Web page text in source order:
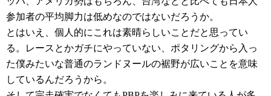
参加者の平均脚力は低めなのではないだろうか。
とはいえ、個人的にこれは素晴らしいことだと思ってい
る。レースとかガチにやっていない、ポタリングから入っ
た僕みたいな普通のランドヌールの裾野が広いことを意味
しているんだろうから。